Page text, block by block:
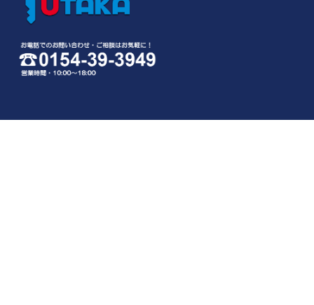
はこれらに準じた権限を持った機関から合法的な要
請がある場合は、これに応じて情報を開示させてい
3．個人情報の修正・削除について
皆さまの個人情報が変わる場合（例えば住所変更
データに 関しては当サイトにて修正、あるいは削除